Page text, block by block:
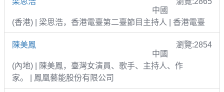
中國
(香港) | 梁思浩，香港電臺第二臺節目主持人 | 香港電臺
陳美鳳
瀏覽:2854
中國
(內地) | 陳美鳳，臺灣女演員、歌手、主持人、作
家。 | 鳳凰藝能股份有限公司